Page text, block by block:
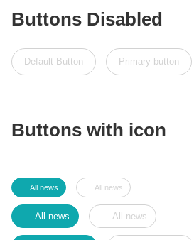
Buttons Disabled
Default Button Primary button
Buttons with icon
All news All news
All news All news